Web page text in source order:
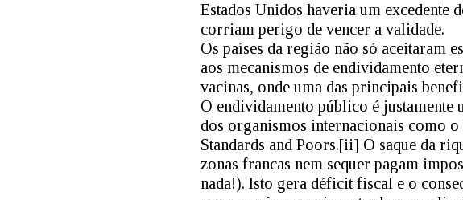
Estados Unidos haveria um excedente
corriam perigo de vencer a validade.
Os países da região não só aceitaram
aos mecanismos de endividamento
vacinas, onde uma das principais
O endividamento público é
dos organismos internacionais como
Standards and Poors.[ii] O saque da
zonas francas nem sequer pagam
nada!). Isto gera déficit fiscal e o